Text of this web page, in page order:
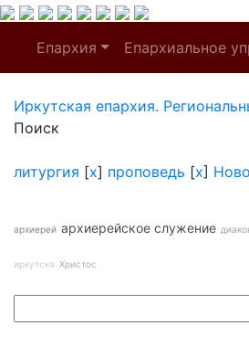
Епархия Епархиальное
Иркутская епархия.
Поиск
литургия [x] проповедь [x]
архиерей архиерейское служение
иркутска Христос